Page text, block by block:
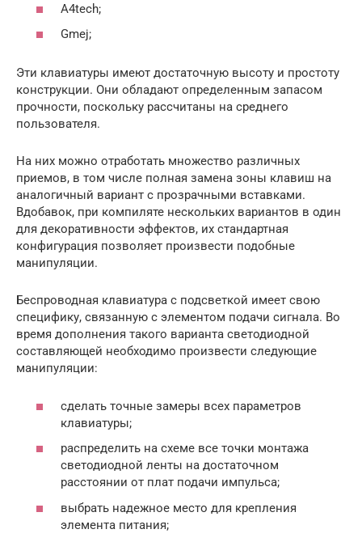
A4tech;
Gmej;
Эти клавиатуры имеют достаточную высоту и простоту
конструкции. Они обладают определенным запасом
прочности, поскольку рассчитаны на среднего
пользователя.
На них можно отработать множество различных
приемов, в том числе полная замена зоны клавиш на
аналогичный вариант с прозрачными вставками.
Вдобавок, при компиляте нескольких вариантов в один
для декоративности эффектов, их стандартная
конфигурация позволяет произвести подобные
манипуляции.
Беспроводная клавиатура с подсветкой имеет свою
специфику, связанную с элементом подачи сигнала. Во
время дополнения такого варианта светодиодной
составляющей необходимо произвести следующие
манипуляции:
сделать точные замеры всех параметров
клавиатуры;
распределить на схеме все точки монтажа
светодиодной ленты на достаточном
расстоянии от плат подачи импульса;
выбрать надежное место для крепления
элемента питания;